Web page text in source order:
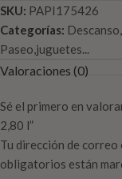
SKU: PAPI175426
Categorías:
Paseo,juguetes...
Valoraciones (0)
Sé el primero en
2,80 l”
Tu dirección de
obligatorios están